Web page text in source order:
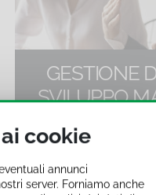
GESTIONE
SVILUPPO
25 corsi di
cookie
annunci
server. Forniamo anche